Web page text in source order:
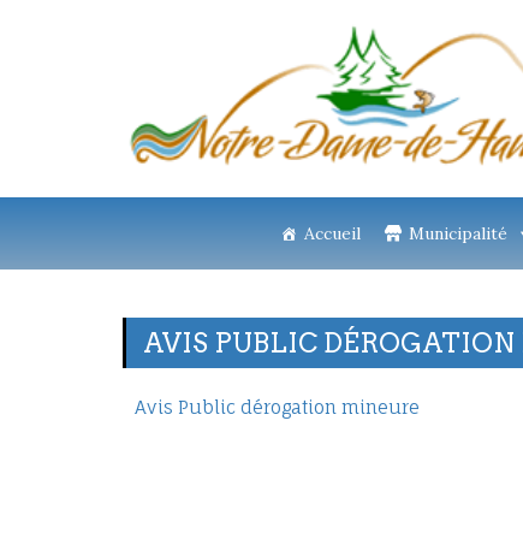
Accueil Municipalité
AVIS PUBLIC
Avis Public dérogation mineure